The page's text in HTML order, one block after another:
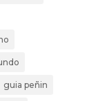
guia peñin